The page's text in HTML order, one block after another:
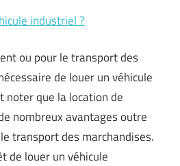
industriel ?
ou pour le transport des
de louer un véhicule
que la location de
nombreux avantages outre
transport des marchandises.
de louer un véhicule